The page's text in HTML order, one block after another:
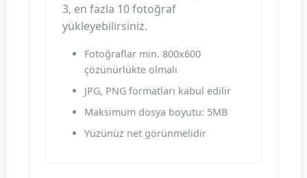
3, en fazla 10 fotoğraf
yükleyebilirsiniz.
Fotoğraflar min. 800x600
çözünürlükte olmalı
JPG, PNG formatları kabul edilir
Maksimum dosya boyutu: 5MB
Yüzünüz net görünmelidir